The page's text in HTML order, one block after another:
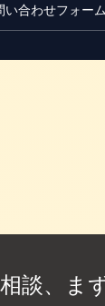
い合わせフォーム
談、ま